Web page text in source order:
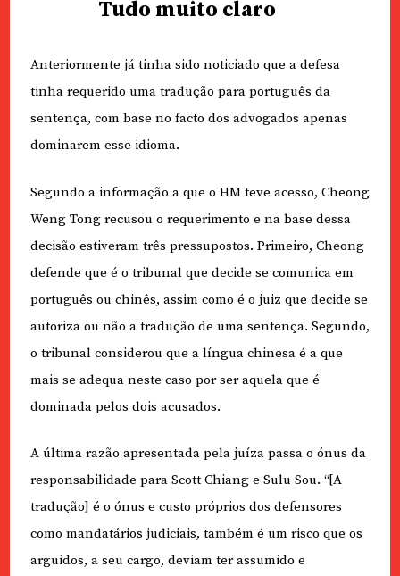
Tudo muito claro
Anteriormente já tinha sido noticiado que a defesa
tinha requerido uma tradução para português da
sentença, com base no facto dos advogados apenas
dominarem esse idioma.
Segundo a informação a que o HM teve acesso, Cheong
Weng Tong recusou o requerimento e na base dessa
decisão estiveram três pressupostos. Primeiro, Cheong
defende que é o tribunal que decide se comunica em
português ou chinês, assim como é o juiz que decide se
autoriza ou não a tradução de uma sentença. Segundo,
o tribunal considerou que a língua chinesa é a que
mais se adequa neste caso por ser aquela que é
dominada pelos dois acusados.
A última razão apresentada pela juíza passa o ónus da
responsabilidade para Scott Chiang e Sulu Sou. “[A
tradução] é o ónus e custo próprios dos defensores
como mandatários judiciais, também é um risco que os
arguidos, a seu cargo, deviam ter assumido e